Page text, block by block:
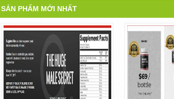
SẢN PHẨM MỚI NHẤT